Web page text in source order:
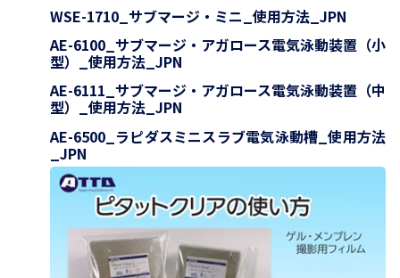
WSE-1710_サブマージ・ミニ_使用方法_JPN
AE-6100_サブマージ・アガロース電気泳動装置（小
型）_使用方法_JPN
AE-6111_サブマージ・アガロース電気泳動装置（中
型）_使用方法_JPN
AE-6500_ラピダスミニスラブ電気泳動槽_使用方法
_JPN